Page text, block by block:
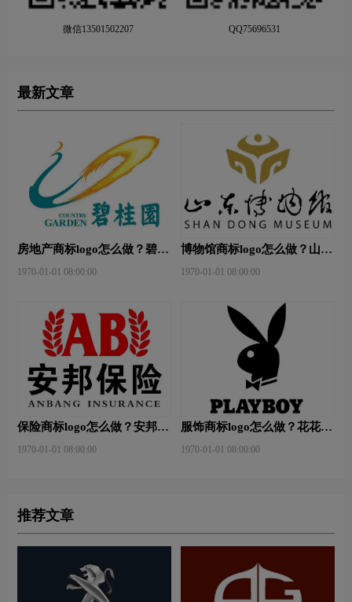
微信13501502207 QQ75696531
最新文章
房地产商标logo怎么做？碧桂
1970-01-01 08:00:00
博物馆商标logo怎么做？山东
logo设计
1970-01-01 08:00:00
保险商标logo怎么做？安邦保
1970-01-01 08:00:00
服饰商标logo怎么做？花花公
1970-01-01 08:00:00
推荐文章